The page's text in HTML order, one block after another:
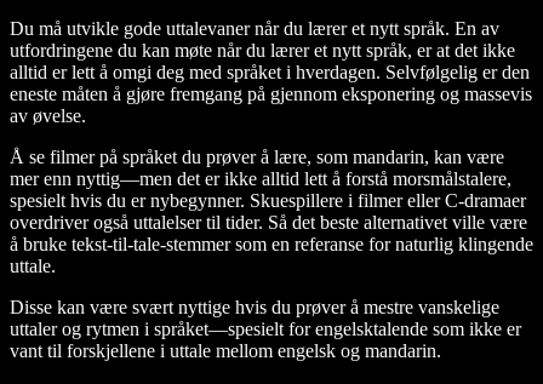
Du må utvikle gode uttalevaner når du lærer et nytt språk. En av
utfordringene du kan møte når du lærer et nytt språk, er at det ikke
alltid er lett å omgi deg med språket i hverdagen. Selvfølgelig er den
eneste måten å gjøre fremgang på gjennom eksponering og massevis
av øvelse.
Å se filmer på språket du prøver å lære, som mandarin, kan være
mer enn nyttig—men det er ikke alltid lett å forstå morsmålstalere,
spesielt hvis du er nybegynner. Skuespillere i filmer eller C-dramaer
overdriver også uttalelser til tider. Så det beste alternativet ville være
å bruke tekst-til-tale-stemmer som en referanse for naturlig klingende
uttale.
Disse kan være svært nyttige hvis du prøver å mestre vanskelige
uttaler og rytmen i språket—spesielt for engelsktalende som ikke er
vant til forskjellene i uttale mellom engelsk og mandarin.